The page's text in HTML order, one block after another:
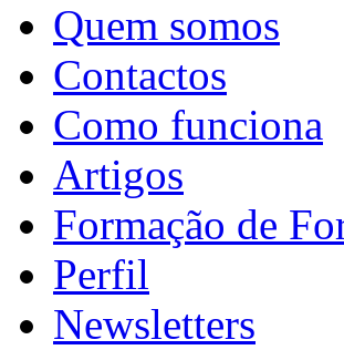
Quem somos
Contactos
Como funciona
Artigos
Formação de
Perfil
Newsletters